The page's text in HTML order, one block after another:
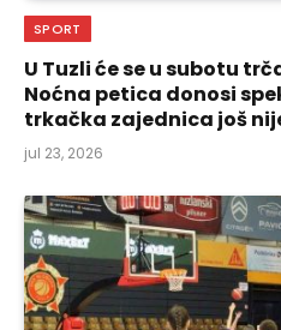
SPORT
U Tuzli će se u subotu
Noćna petica donosi
trkačka zajednica još
jul 23, 2026